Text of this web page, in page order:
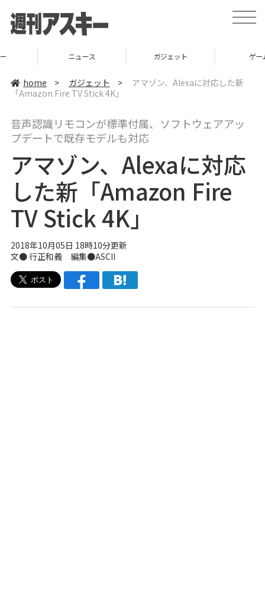
t
o
home > ガジェット >
アマゾン、Alexaに対応した新
「Amazon Fire TV Stick 4K」
音声認識リモコンが標準付属、ソフトウェアアッ
プデートで既存モデルも対応
アマゾン、Alexaに対応
した新「Amazon Fire
TV Stick 4K」
2018年10月05日 18時10分更新
文● 行正和義 編集●ASCII